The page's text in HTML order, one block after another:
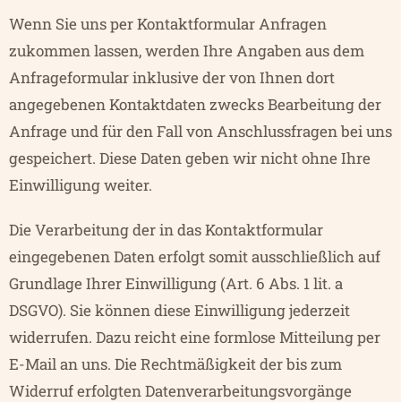
Wenn Sie uns per Kontaktformular Anfragen
zukommen lassen, werden Ihre Angaben aus dem
Anfrageformular inklusive der von Ihnen dort
angegebenen Kontaktdaten zwecks Bearbeitung der
Anfrage und für den Fall von Anschlussfragen bei uns
gespeichert. Diese Daten geben wir nicht ohne Ihre
Einwilligung weiter.
Die Verarbeitung der in das Kontaktformular
eingegebenen Daten erfolgt somit ausschließlich auf
Grundlage Ihrer Einwilligung (Art. 6 Abs. 1 lit. a
DSGVO). Sie können diese Einwilligung jederzeit
widerrufen. Dazu reicht eine formlose Mitteilung per
E-Mail an uns. Die Rechtmäßigkeit der bis zum
Widerruf erfolgten Datenverarbeitungsvorgänge